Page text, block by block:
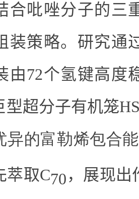
合吡唑分子的三
装策略。 研究通
由72个氢键高度
型超分子有机笼
异的富勒烯包合
萃取C70，展现出